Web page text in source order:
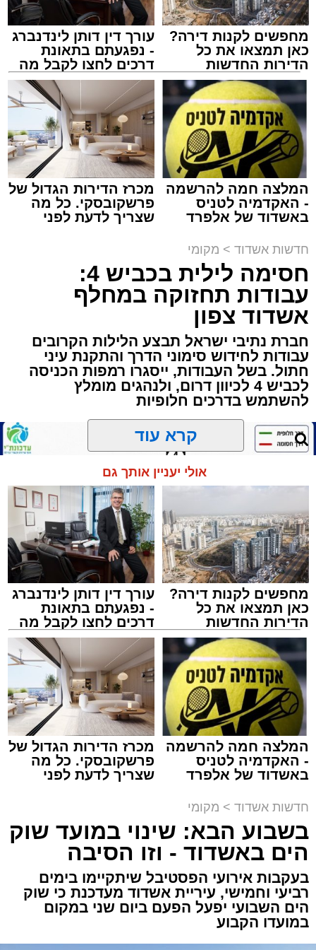
מעגלים
מנהל האתר / 20:31 06.08.26
תגים:הגרי"ב שרייבר מעגלים
ארוע שטרם היה כמותו: בשבוע הבא ביום ג'
יתכנסו המוני בחורי הישיבות שטרם החלו את זמן
'אלול', והם יזכו לשמוע את גדולי הדור, מרן הגרי"ב
שרייבר שליט"א והגאון רבי ישאי טולידנו שליט"א,
שבשעה נדירה של קורת רוח ישתפו את שומעיהם
באשר ראו וקיבלו בבתי הוריהם, הגאון רבי פנחס
שרייבר זצ"ל והגאון רבי ניסים טולידנו זצ"ל, כאשר
מטרתם של הדברים שישמעו היא לעורר הלבבות
ולהחדיר אהבת אמת לתורה.
הארוע, במסגרת ארועי 'מעגלים', יתקיים בבית
הכנסת 'חניכי הישיבות' רובע ג', ביום שלישי הקרוב
לאחר הארוע יתקיים רב שיח וכן פלפול תלמודי
בריתחא דאורייתא בעומקא דשמעתתא.
מעוניינים להגיב? לדווח ? צרו איתנו קשר במייל -
מחפשים לקנות דירה?
כאן תמצאו את כל
הדירות החדשות
למכירה באשדוד >>>
עורך דין דותן לינדנברג
- נפגעתם בתאונת
דרכים לחצו לקבל מה
שמגיע לכם
המלצה חמה להרשמה
- האקדמיה לטניס
באשדוד של אלפרד
מכרז הדירות הגדול של
פרשקובסקי. כל מה
שצריך לדעת לפני
חדשות אשדוד > מקומי
חסימה לילית בכביש 4:
עבודות תחזוקה במחלף
אשדוד צפון
חברת נתיבי ישראל תבצע הלילות הקרובים
עבודות לחידוש סימוני הדרך והתקנת עיני
חתול. בשל העבודות, ייסגרו רמפות הכניסה
לכביש 4 לכיוון דרום, ולנהגים מומלץ
להשתמש בדרכים חלופיות
נתיבי ישראל
מערכת האתר / 18:19 06.08.26
תגים:אשדוד , נתיבי ישראל
חברת "נתיבי ישראל" הודיעה על ביצוע עבודות
תחזוקה ליליות במחלף אשדוד צפון שיימשכו
במשך שני לילות, בימים ראשון ושני, ה-9 וה-10
באוגוסט 2026, בין השעות 23:00 בלילה ועד
05:00 בבוקר למחרת.
העבודות מבוצעות כחלק מפעולות שוטפות
קרא עוד
אולי יעניין אותך גם
מחפשים לקנות דירה?
כאן תמצאו את כל
הדירות החדשות
למכירה באשדוד >>>
עורך דין דותן לינדנברג
- נפגעתם בתאונת
דרכים לחצו לקבל מה
שמגיע לכם
המלצה חמה להרשמה
- האקדמיה לטניס
באשדוד של אלפרד
מכרז הדירות הגדול של
פרשקובסקי. כל מה
שצריך לדעת לפני
חדשות אשדוד > מקומי
בשבוע הבא: שינוי במועד שוק
הים באשדוד - וזו הסיבה
בעקבות אירועי הפסטיבל שיתקיימו בימים
רביעי וחמישי, עיריית אשדוד מעדכנת כי שוק
הים השבועי יפעל הפעם ביום שני במקום
במועדו הקבוע